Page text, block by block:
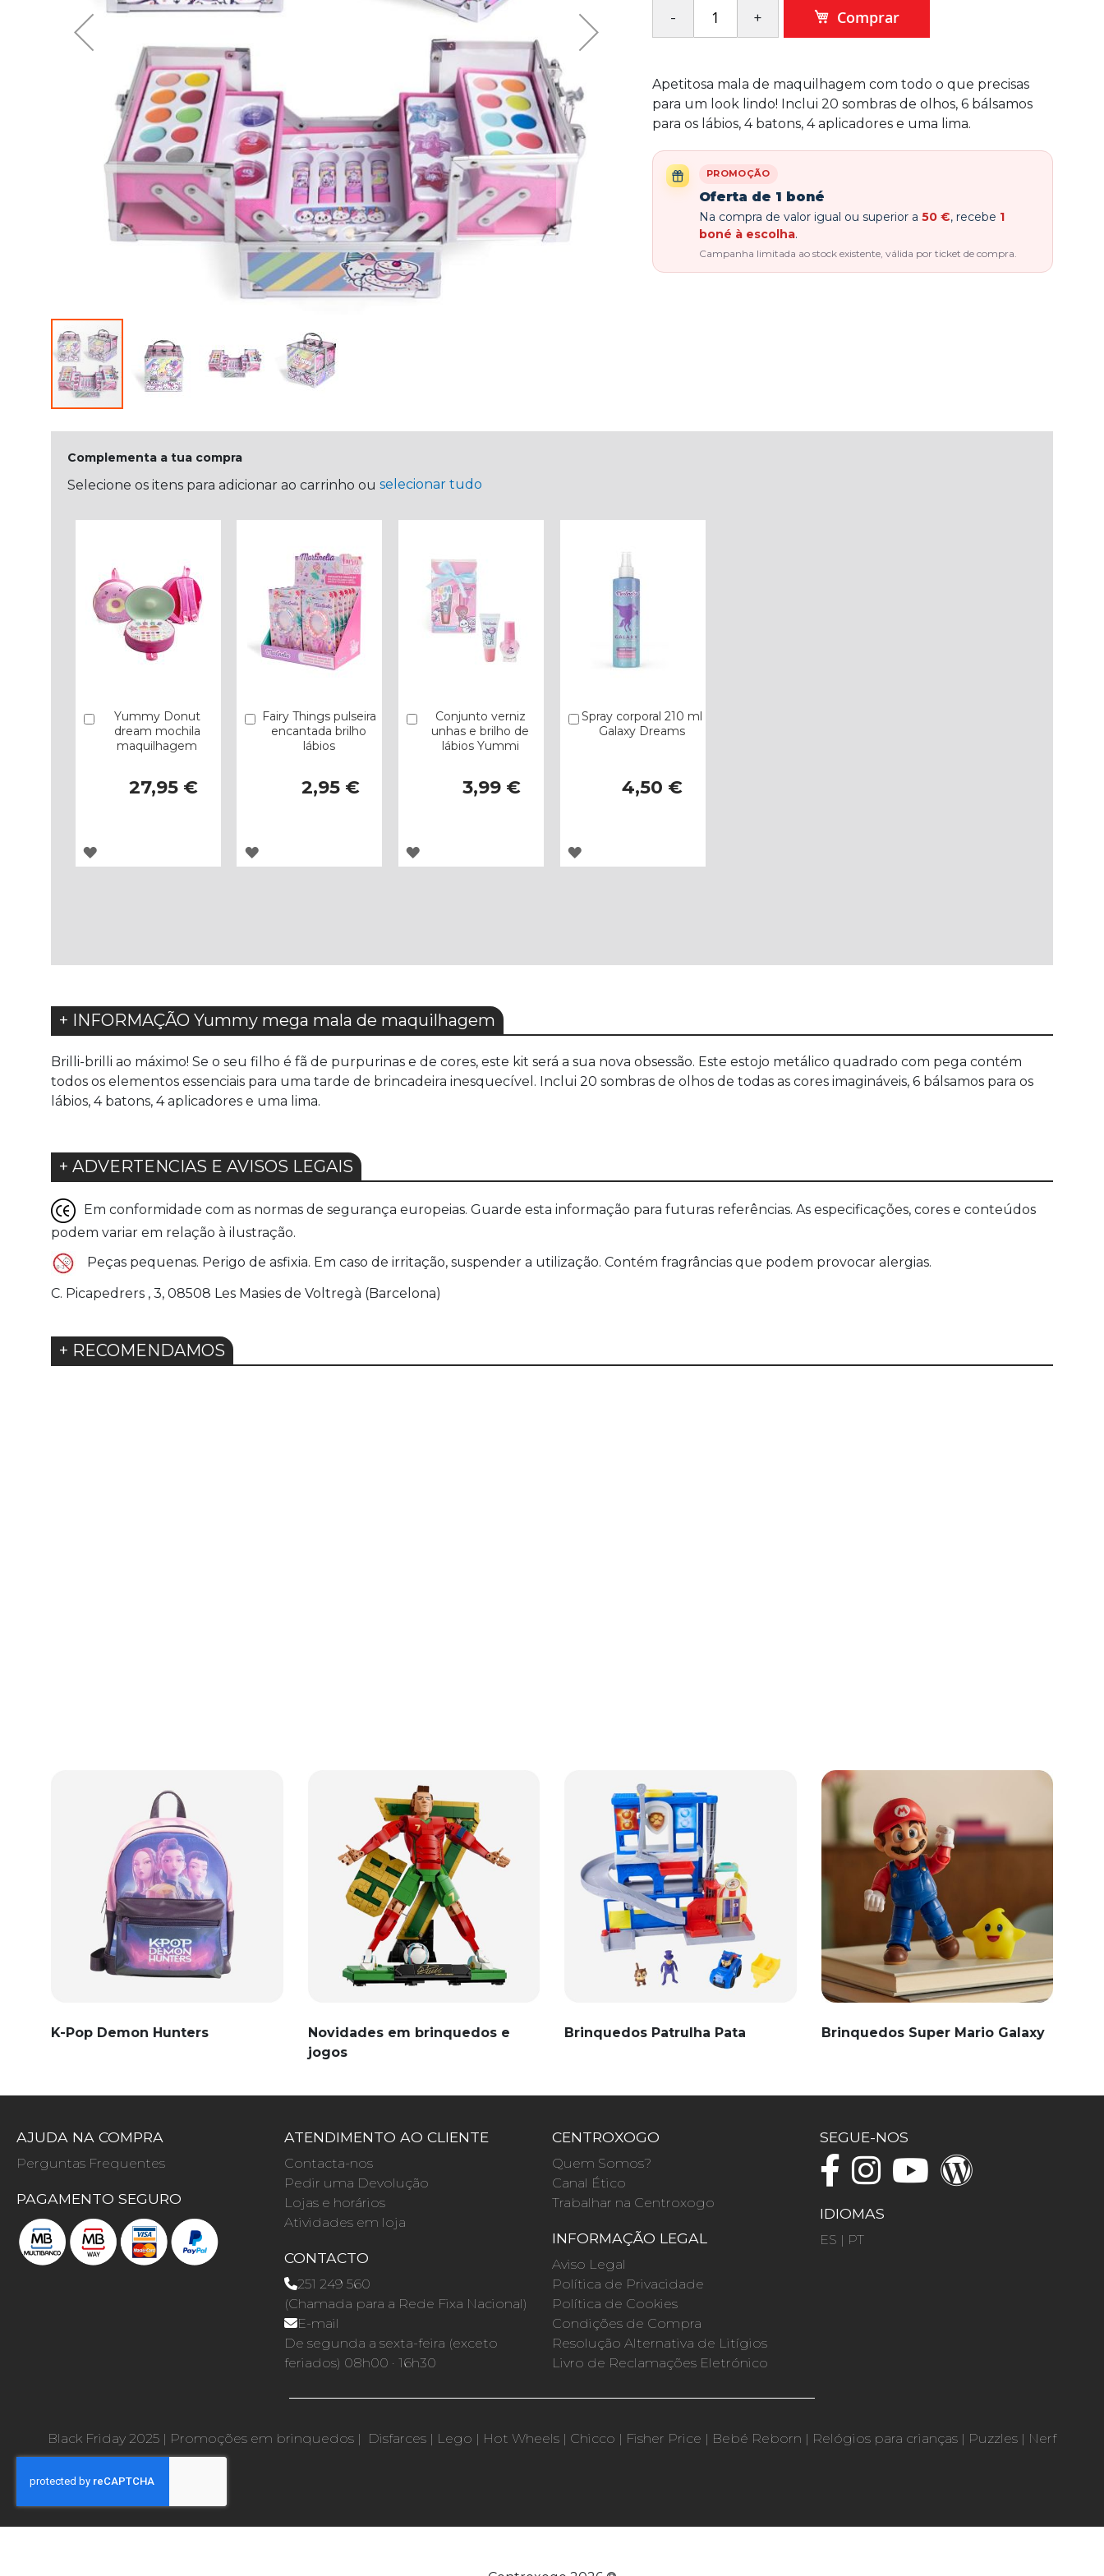
Comprar
Apetitosa mala de maquilhagem com todo o que precisas
para um look lindo! Inclui 20 sombras de olhos, 6 bálsamos
para os lábios, 4 batons, 4 aplicadores e uma lima.
PROMOÇÃO
Oferta de 1 boné
Na compra de valor igual ou superior a 50 €, recebe 1
boné à escolha.
Campanha limitada ao stock existente, válida por ticket de compra.
Complementa a tua compra
Selecione os itens para adicionar ao carrinho ou selecionar tudo
Yummy Donut
dream mochila
maquilhagem
27,95 €
Comprar
ADICIONAR
DESEJOS
Fairy Things pulseira
encantada brilho
lábios
2,95 €
Comprar
ADICIONAR
DESEJOS
Conjunto verniz
unhas e brilho de
lábios Yummi
3,99 €
Comprar
ADICIONAR
DESEJOS
Spray corporal 210 ml
Galaxy Dreams
4,50 €
Comprar
ADICIONAR
DESEJOS
+ INFORMAÇÃO Yummy mega mala de maquilhagem
Brilli-brilli ao máximo! Se o seu filho é fã de purpurinas e de cores, este kit será a sua nova obsessão. Este estojo metálico quadrado com pega contém
todos os elementos essenciais para uma tarde de brincadeira inesquecível. Inclui 20 sombras de olhos de todas as cores imagináveis, 6 bálsamos para os
lábios, 4 batons, 4 aplicadores e uma lima.
+ ADVERTENCIAS E AVISOS LEGAIS
Em conformidade com as normas de segurança europeias. Guarde esta informação para futuras referências. As especificações, cores e conteúdos
podem variar em relação à ilustração.
Peças pequenas. Perigo de asfixia. Em caso de irritação, suspender a utilização. Contém fragrâncias que podem provocar alergias.
C. Picapedrers , 3, 08508 Les Masies de Voltregà (Barcelona)
+ RECOMENDAMOS
K-Pop Demon Hunters
Novidades em brinquedos e
jogos
Brinquedos Patrulha Pata Brinquedos Super Mario Galaxy
AJUDA NA COMPRA
Perguntas Frequentes
PAGAMENTO SEGURO
ATENDIMENTO AO CLIENTE
Contacta-nos
Pedir uma Devolução
Lojas e horários
Atividades em loja
CONTACTO
251 249 560
(Chamada para a Rede Fixa Nacional)
E-mail
De segunda a sexta-feira (exceto
feriados) 08h00 · 16h30
CENTROXOGO
Quem Somos?
Canal Ético
Trabalhar na Centroxogo
INFORMAÇÃO LEGAL
Aviso Legal
Política de Privacidade
Política de Cookies
Condições de Compra
Resolução Alternativa de Litígios
Livro de Reclamações Eletrónico
SEGUE-NOS
IDIOMAS
ES | PT
Black Friday 2025 | Promoções em brinquedos | Disfarces | Lego | Hot Wheels | Chicco | Fisher Price | Bebé Reborn | Relógios para crianças | Puzzles | Nerf